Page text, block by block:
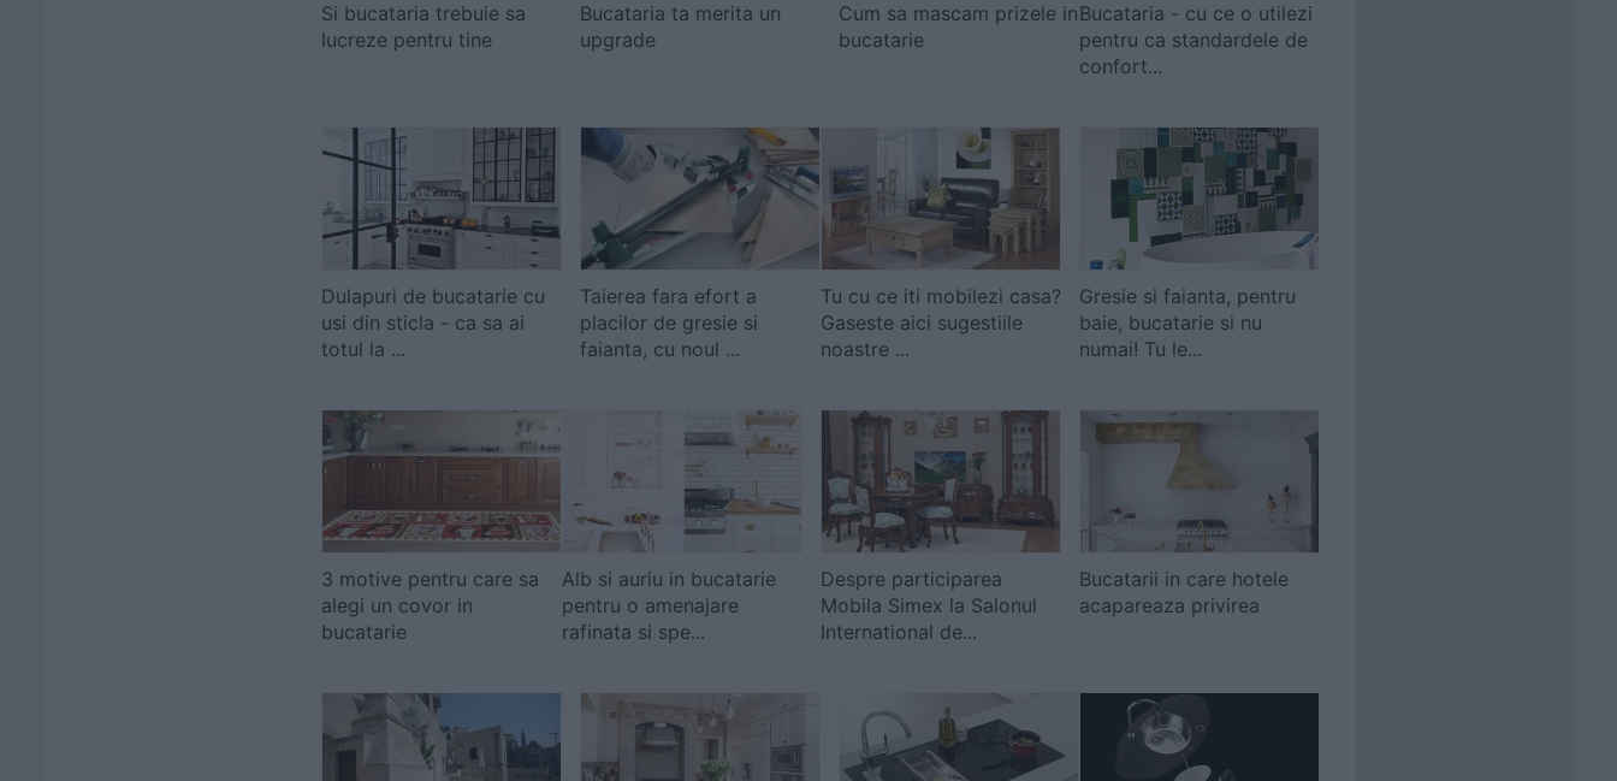
Si bucataria trebuie sa
lucreze pentru tine
Bucataria ta merita un
upgrade
Cum sa mascam prizele in
bucatarie
Bucataria - cu ce o utilezi
pentru ca standardele de
confort...
Dulapuri de bucatarie cu
usi din sticla - ca sa ai
totul la ...
Taierea fara efort a
placilor de gresie si
faianta, cu noul ...
Tu cu ce iti mobilezi casa?
Gaseste aici sugestiile
noastre ...
Gresie si faianta, pentru
baie, bucatarie si nu
numai! Tu le...
3 motive pentru care sa
alegi un covor in
bucatarie
Alb si auriu in bucatarie
pentru o amenajare
rafinata si spe...
Despre participarea
Mobila Simex la Salonul
International de...
Bucatarii in care hotele
acapareaza privirea